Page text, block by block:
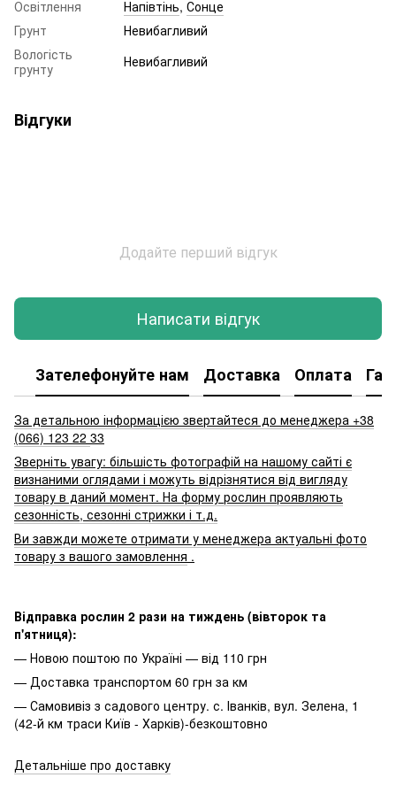
Освітлення Напівтінь, Сонце
Грунт
Невибагливий
Вологість
грунту
Невибагливий
Відгуки
Додайте перший відгук
Написати відгук
Зателефонуйте нам Доставка Оплата
За детальною інформацією звертайтеся до менеджера +38
(066) 123 22 33
Зверніть увагу: більшість фотографій на нашому сайті є
визнаними оглядами і можуть відрізнятися від вигляду
товару в даний момент. На форму рослин проявляють
сезонність, сезонні стрижки і т.д.
Ви завжди можете отримати у менеджера актуальні фото
товару з вашого замовлення .
Відправка рослин 2 рази на тиждень (вівторок та
п'ятниця):
— Новою поштою по Україні — від 110 грн
— Доставка транспортом 60 грн за км
— Самовивіз з садового центру. с. Іванків, вул. Зелена, 1
(42-й км траси Київ - Харків)-безкоштовно
Детальніше про доставку